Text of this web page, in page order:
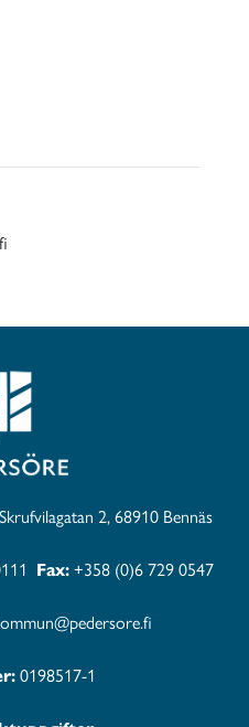
Skrufvilagatan 2, 68910 Bennäs
Fax:+358 (0)6 729 0547
0198517-1